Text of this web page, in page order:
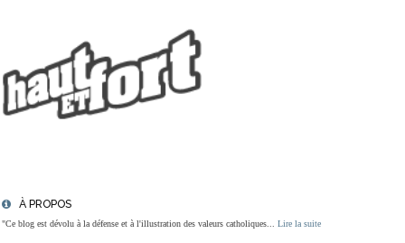
À PROPOS
"Ce blog est dévolu à la défense et à l'illustration des valeurs catholiques... Lire la suite